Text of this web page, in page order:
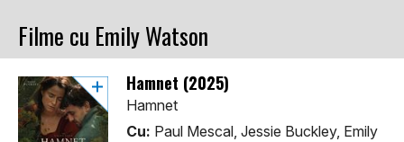
Filme cu Emily Watson
Hamnet (2025)
Hamnet
Cu: Paul Mescal, Jessie Buckley, Emily